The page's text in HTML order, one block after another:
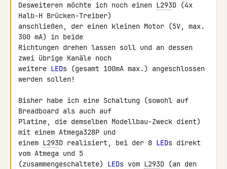
Desweiteren möchte ich noch einen L293D (4x
Halb-H Brücken-Treiber)
anschließen, der einen kleinen Motor (5V, max.
300 mA) in beide
Richtungen drehen lassen soll und an dessen
zwei übrige Kanäle noch
weitere LEDs (gesamt 100mA max.) angeschlossen
werden sollen!
Bisher habe ich eine Schaltung (sowohl auf
Breadboard als auch auf
Platine, die demselben Modellbau-Zweck dient)
mit einem Atmega328P und
einem L293D realisiert, bei der 8 LEDs direkt
vom Atmega und 5
(zusammengeschaltete) LEDs vom L293D (an den